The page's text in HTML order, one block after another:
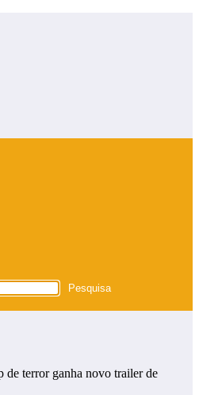
terror ganha novo trailer de